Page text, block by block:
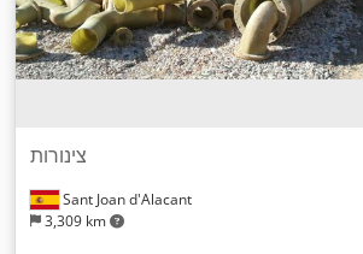
Sant Joan d'Alacant
3,309 km
צינורות